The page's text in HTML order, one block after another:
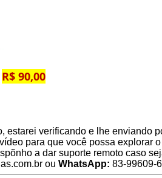
R$ 90,00
estarei verificando e lhe enviando
para que você possa explorar
a dar suporte remoto caso
ou WhatsApp: 83-99609-